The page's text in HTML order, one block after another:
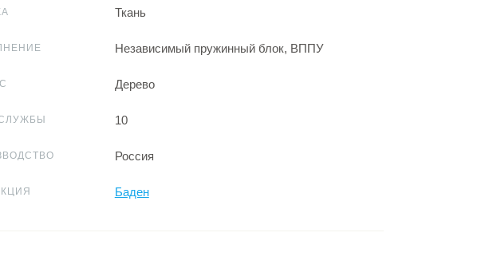
Ткань
Независимый пружинный блок, ВППУ
Дерево
10
Россия
Баден